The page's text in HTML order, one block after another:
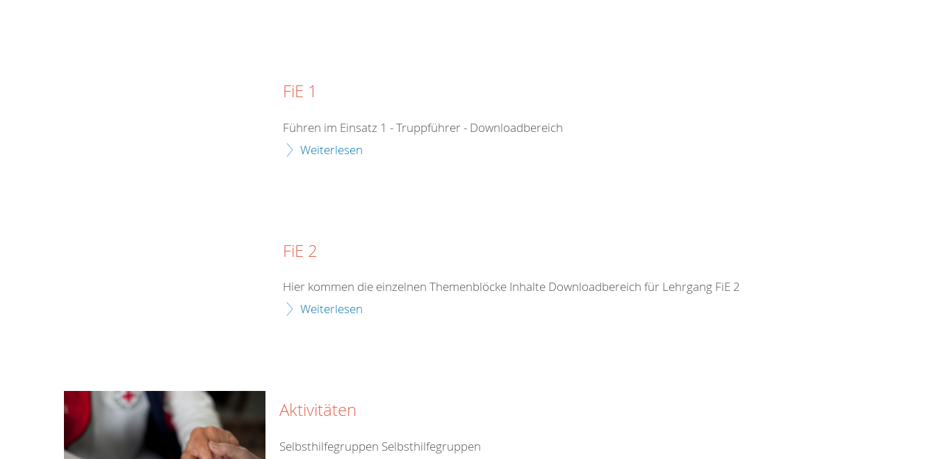
FiE 1
Führen im Einsatz 1 - Truppführer - Downloadbereich
Weiterlesen
FiE 2
Hier kommen die einzelnen Themenblöcke Inhalte Downloadbereich für Lehrgang FiE 2
Weiterlesen
Aktivitäten
Selbsthilfegruppen Selbsthilfegruppen